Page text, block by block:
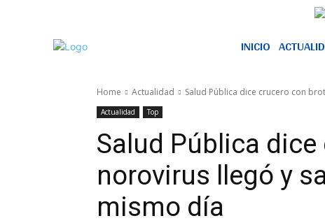
INICIO
Home Actualidad Salud Pública dice crucero con
Actualidad Top
Salud Pública
norovirus llegó y
mismo día